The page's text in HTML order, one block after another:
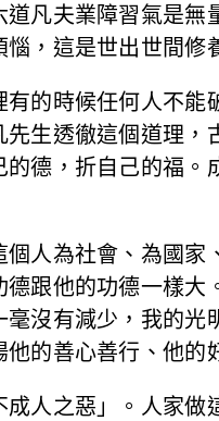
凡夫業障習氣是
，這是世出世間修
有的時候任何人不
生透徹這個道理
德，折自己的福
個人為社會、為國
跟他的功德一樣
沒有減少，我的
的善心善行、他的
人之惡」。人家